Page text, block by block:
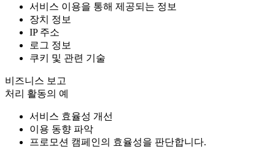
서비스 이용을 통해 제공되는 정보
장치 정보
IP 주소
로그 정보
쿠키 및 관련 기술
비즈니스 보고
처리 활동의 예
서비스 효율성 개선
이용 동향 파악
프로모션 캠페인의 효율성을 판단합니다.